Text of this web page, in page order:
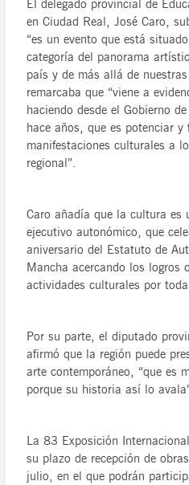
El delegado provincial de
en Ciudad Real, José Caro,
“es un evento que está
categoría del panorama
país y de más allá de
remarcaba que “viene a
haciendo desde el Gobierno
hace años, que es potenciar
manifestaciones culturales a
regional”.
Caro añadía que la cultura es
ejecutivo autonómico, que
aniversario del Estatuto de
Mancha acercando los logros
actividades culturales por
Por su parte, el diputado
afirmó que la región puede
arte contemporáneo, “que es
porque su historia así lo
La 83 Exposición
su plazo de recepción de
julio, en el que podrán